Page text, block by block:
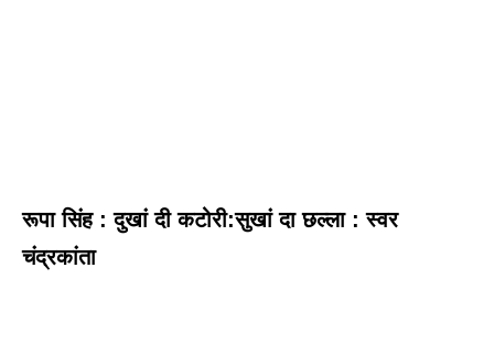
रूपा सिंह : दुखां दी कटोरी:सुखां दा छल्ला : स्वर
चंद्रकांता